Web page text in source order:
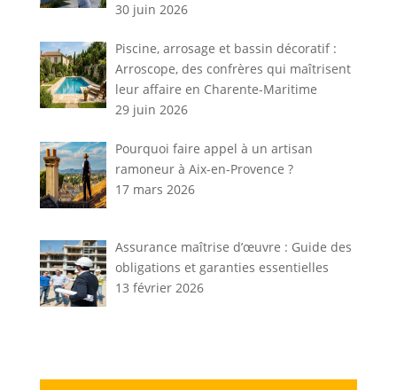
30 juin 2026
Piscine, arrosage et bassin décoratif :
Arroscope, des confrères qui maîtrisent
leur affaire en Charente-Maritime
29 juin 2026
Pourquoi faire appel à un artisan
ramoneur à Aix-en-Provence ?
17 mars 2026
Assurance maîtrise d’œuvre : Guide des
obligations et garanties essentielles
13 février 2026